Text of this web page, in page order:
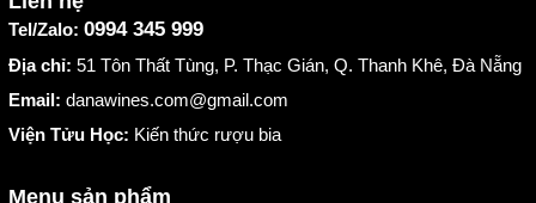
Tel/Zalo: 0994 345 999
Địa chỉ: 51 Tôn Thất Tùng, P. Thạc Gián, Q. Thanh Khê, Đà Nẵng
Email: danawines.com@gmail.com
Viện Tửu Học: Kiến thức rượu bia
Menu sản phẩm